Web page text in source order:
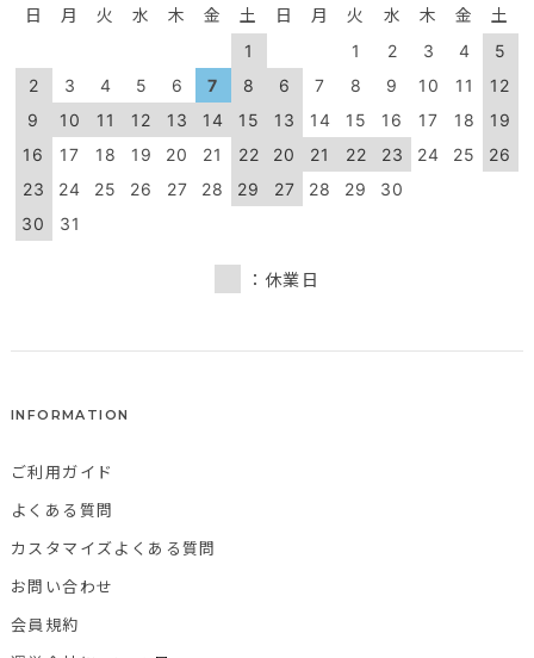
日 月 火 水 木 金 土
1
2
3 4 5 6 7
8
9
10 11 12 13 14
15
16
17 18 19 20 21
22
23
24 25 26 27 28
29
30
31
日 月 火 水 木 金 土
1 2 3 4
5
6
7 8 9 10 11
12
13
14 15 16 17 18
19
20
21 22 23 24 25
26
27
28 29 30
：休業日
INFORMATION
ご利用ガイド
よくある質問
カスタマイズよくある質問
お問い合わせ
会員規約